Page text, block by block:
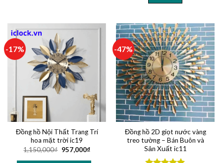
-17%
Đồng hồ Nội Thất Trang Trí
hoa mặt trời ic19
1,150,000₫ 957,000₫
-47%
Đồng hồ 2D giọt nước vàng
treo tường – Bán Buôn và
Sản Xuất ic11